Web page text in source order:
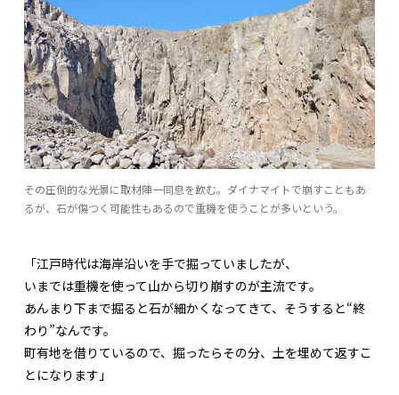
その圧倒的な光景に取材陣一同息を飲む。ダイナマイトで崩すこともあ
るが、石が傷つく可能性もあるので重機を使うことが多いという。
「江戸時代は海岸沿いを手で掘っていましたが、
いまでは重機を使って山から切り崩すのが主流です。
あんまり下まで掘ると石が細かくなってきて、そうすると“終
わり”なんです。
町有地を借りているので、掘ったらその分、土を埋めて返すこ
とになります」